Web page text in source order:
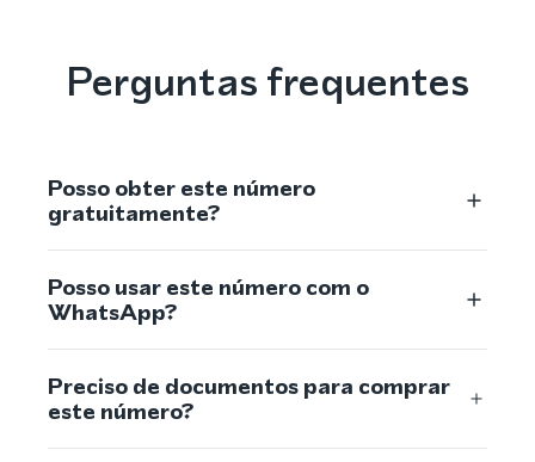
Perguntas frequentes
Posso obter este número
gratuitamente?
Posso usar este número com o
WhatsApp?
Preciso de documentos para comprar
este número?